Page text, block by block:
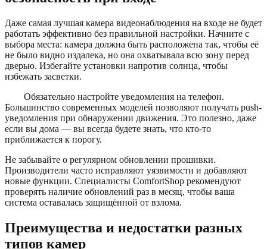
Даже самая лучшая камера видеонаблюдения на входе не будет
работать эффективно без правильной настройки. Начните с
выбора места: камера должна быть расположена так, чтобы её
не было видно издалека, но она охватывала всю зону перед
дверью. Избегайте установки напротив солнца, чтобы
избежать засветки.
Обязательно настройте уведомления на телефон.
Большинство современных моделей позволяют получать push-
уведомления при обнаружении движения. Это полезно, даже
если вы дома — вы всегда будете знать, что кто-то
приближается к порогу.
Не забывайте о регулярном обновлении прошивки.
Производители часто исправляют уязвимости и добавляют
новые функции. Специалисты ComfortShop рекомендуют
проверять наличие обновлений раз в месяц, чтобы ваша
система оставалась защищённой от взлома.
Преимущества и недостатки разных
типов камер